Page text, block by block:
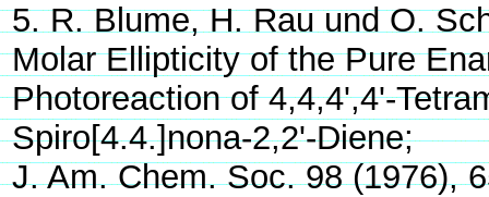
5. R. Blume, H. Rau und O.
Molar Ellipticity of the Pure
Photoreaction of 4,4,4',4'-
Spiro[4.4.]nona-2,2'-Diene;
J. Am. Chem. Soc. 98 (1976),